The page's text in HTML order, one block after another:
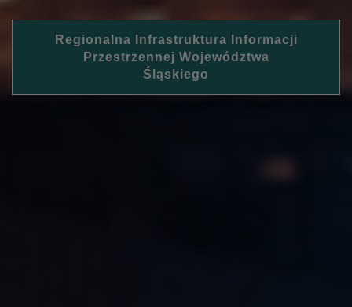
Regionalna Infrastruktura Informacji
Przestrzennej Województwa
Śląskiego